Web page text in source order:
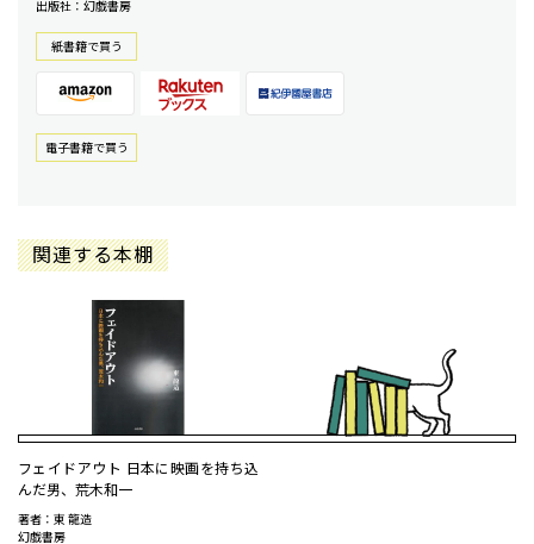
出版社：幻戯書房
紙書籍で買う
電⼦書籍で買う
関連する本棚
フェイドアウト 日本に映画を持ち込
んだ男、荒木和一
著者：東 龍造
幻戯書房